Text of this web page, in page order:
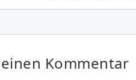
Kommentar